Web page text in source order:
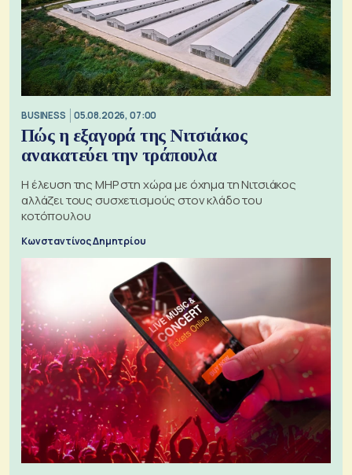
BUSINESS 05.08.2026, 07:00
Πώς η εξαγορά της Νιτσιάκος
ανακατεύει την τράπουλα
H έλευση της MHP στη χώρα με όχημα τη Νιτσιάκος
αλλάζει τους συσχετισμούς στον κλάδο του
κοτόπουλου
Κωνσταντίνος Δημητρίου